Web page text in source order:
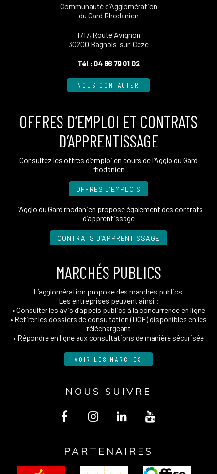
Communauté d’Agglomération
du Gard Rhodanien
1717, Route Avignon
30200 Bagnols-sur-Cèze
Tél : 04 66 79 01 02
NOUS CONTACTER
OFFRES D’EMPLOI ET CONTRATS
D’APPRENTISSAGE
Consultez les offres d’emploi en cours de l’Agglo du Gard
rhodanien
OFFRES D’EMPLOIS
L’Agglo du Gard rhodanien propose également des contrats
d’apprentissage
CONTRATS D’APPRENTISSAGE
MARCHÉS PUBLICS
L’agglomération propose des marchés publics.
Les entreprises peuvent ainsi :
• Consulter les avis d’appels publics à la concurrence en ligne
• Retirer les dossiers de consultation (DCE) disponibles en les
téléchargeant
• Répondre en ligne aux consultations de manière sécurisée
VOIR LES MARCHÉS
NOUS SUIVRE
vers
le
vers
le
vers
le
vers
la
PARTENAIRES